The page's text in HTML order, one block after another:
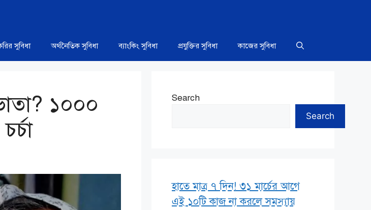
সুবিধা অর্থনৈতিক সুবিধা ব্যাংকিং সুবিধা প্রযুক্তির সুবিধা কাজের সুবিধা
১০০০
Search
Search
হাতে মাত্র ৭ দিন! ৩১ মার্চের আগে
এই ১০টি কাজ না করলে সমস্যায়